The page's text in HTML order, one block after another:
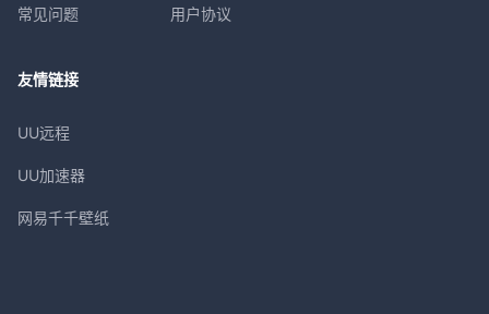
常见问题 用户协议
友情链接
UU远程
UU加速器
网易千千壁纸